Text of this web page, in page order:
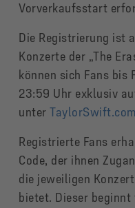
Vorverkaufsstart
Die Registrierung ist
Konzerte der „The
können sich Fans bis
23:59 Uhr exklusiv
unter
Registrierte Fans
Code, der ihnen
die jeweiligen
bietet. Dieser